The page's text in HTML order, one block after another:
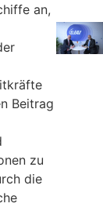
an,
Beitrag
zu
die